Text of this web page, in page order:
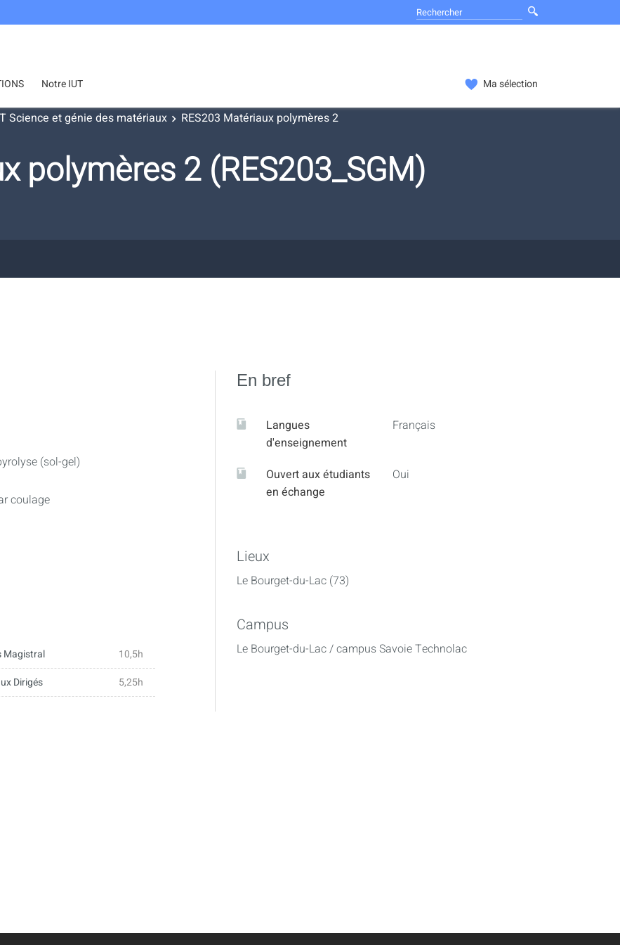
Notre IUT Ma sélection
Science et génie des matériaux RES203 Matériaux polymères 2
polymères 2 (RES203_SGM)
(sol-gel)
coulage
Magistral
10,5h
Dirigés 5,25h
En bref
Langues
d'enseignement
Français
Ouvert aux étudiants
en échange
Oui
Lieux
Le Bourget-du-Lac (73)
Campus
Le Bourget-du-Lac / campus Savoie Technolac